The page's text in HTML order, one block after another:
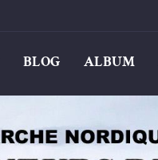
BLOG ALBUM